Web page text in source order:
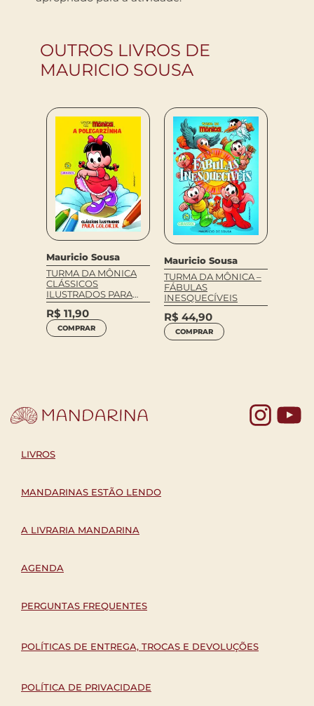
OUTROS LIVROS DE
MAURICIO SOUSA
Mauricio Sousa
TURMA DA MÔNICA
CLÁSSICOS
ILUSTRADOS PARA
COLORIR A
POLEGARZINHA
R$ 11,90
COMPRAR
Mauricio Sousa
TURMA DA MÔNICA –
FÁBULAS
INESQUECÍVEIS
R$ 44,90
COMPRAR
LIVROS
MANDARINAS ESTÃO LENDO
A LIVRARIA MANDARINA
AGENDA
PERGUNTAS FREQUENTES
POLÍTICAS DE ENTREGA, TROCAS E DEVOLUÇÕES
POLÍTICA DE PRIVACIDADE